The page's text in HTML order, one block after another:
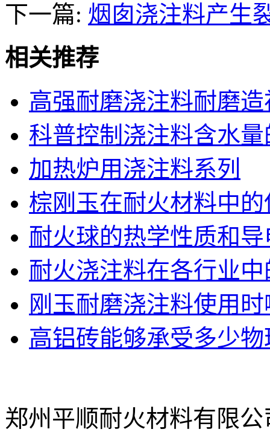
下一篇: 烟囱浇注料产生
相关推荐
高强耐磨浇注料耐磨
科普控制浇注料含水
加热炉用浇注料系列
棕刚玉在耐火材料中的
耐火球的热学性质和导
耐火浇注料在各行业
刚玉耐磨浇注料使用
高铝砖能够承受多少
郑州平顺耐火材料有限